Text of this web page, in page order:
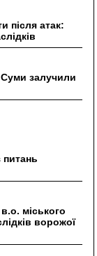
після атак:
залучили
міського
ворожої